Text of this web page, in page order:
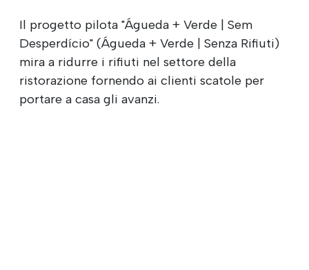
Il progetto pilota "Águeda + Verde | Sem
Desperdício" (Águeda + Verde | Senza Rifiuti)
mira a ridurre i rifiuti nel settore della
ristorazione fornendo ai clienti scatole per
portare a casa gli avanzi.